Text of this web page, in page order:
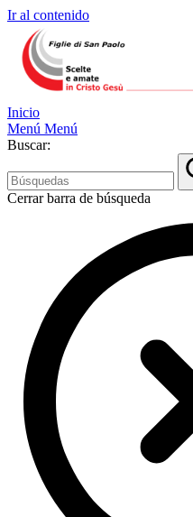
Ir al contenido
Inicio
Menú Menú
Buscar:
Cerrar barra de búsqueda